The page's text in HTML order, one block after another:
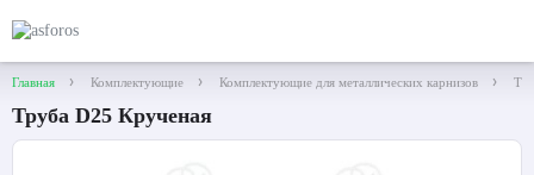
Главная Комплектующие Комплектующие для металлических карнизов
Труба D25 Крученая